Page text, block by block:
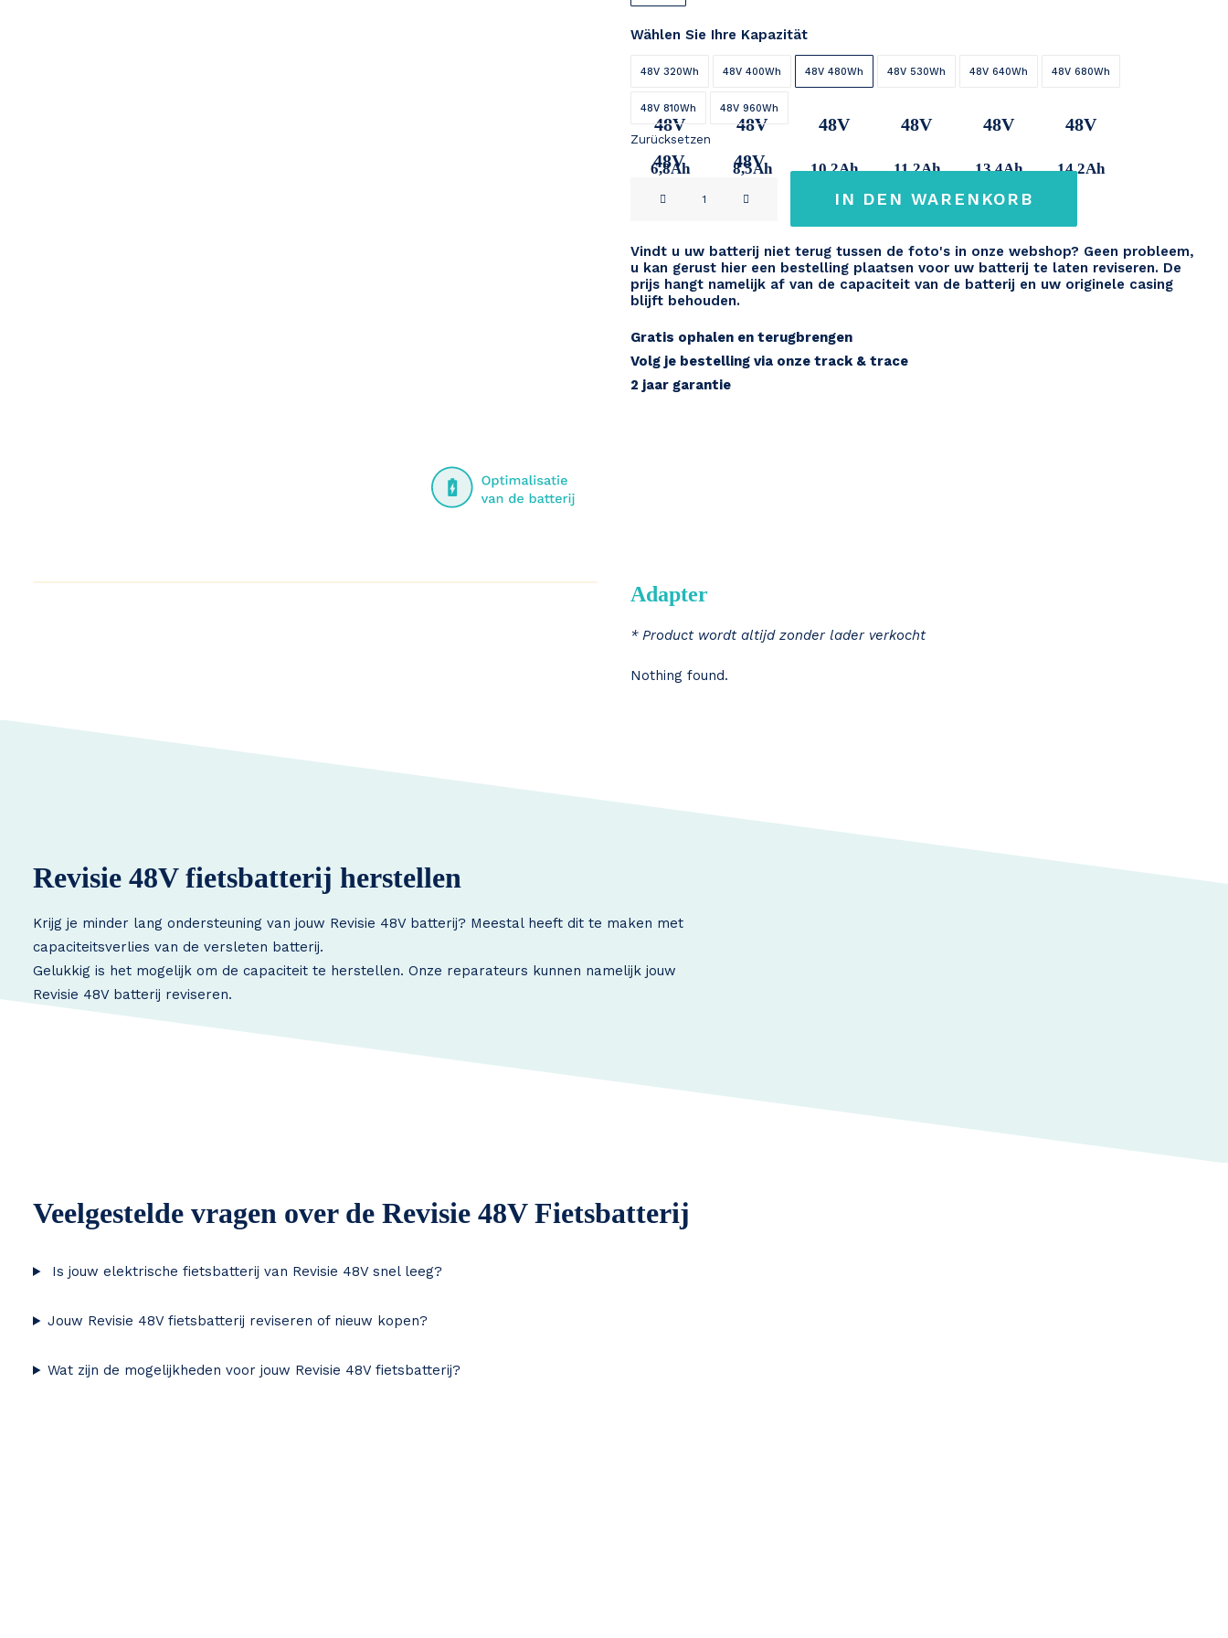
Wählen Sie Ihre Kapazität
48V 320Wh
48V
6,8Ah
48V 400Wh
48V
8,5Ah
48V 480Wh
48V
10,2Ah
48V 530Wh
48V
11,2Ah
48V 640Wh
48V
13,4Ah
48V 680Wh
48V
14,2Ah
48V 810Wh
48V
17,2Ah
48V 960Wh
48V
20,4Ah
Zurücksetzen
IN DEN WARENKORB
Vindt u uw batterij niet terug tussen de foto's in onze webshop? Geen probleem,
u kan gerust hier een bestelling plaatsen voor uw batterij te laten reviseren. De
prijs hangt namelijk af van de capaciteit van de batterij en uw originele casing
blijft behouden.
Gratis ophalen en terugbrengen
Volg je bestelling via onze track & trace
2 jaar garantie
Adapter
* Product wordt altijd zonder lader verkocht
Nothing found.
Revisie 48V fietsbatterij herstellen
Krijg je minder lang ondersteuning van jouw Revisie 48V batterij? Meestal heeft dit te maken met
capaciteitsverlies van de versleten batterij.
Gelukkig is het mogelijk om de capaciteit te herstellen. Onze reparateurs kunnen namelijk jouw
Revisie 48V batterij reviseren.
Veelgestelde vragen over de Revisie 48V Fietsbatterij
Is jouw elektrische fietsbatterij van Revisie 48V snel leeg?
Jouw Revisie 48V fietsbatterij reviseren of nieuw kopen?
Wat zijn de mogelijkheden voor jouw Revisie 48V fietsbatterij?